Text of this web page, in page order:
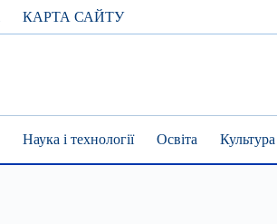
КАРТА САЙТУ
Наука і технології Освіта Культура